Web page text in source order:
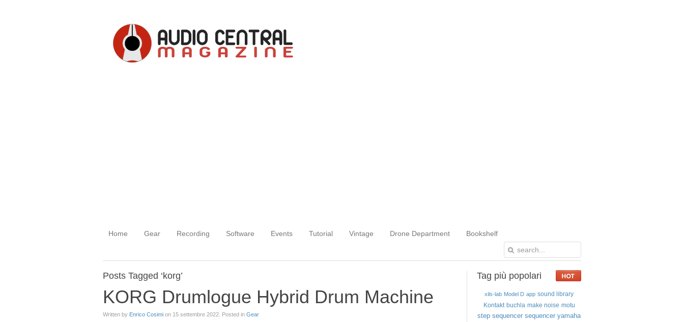
Home Gear Recording Software Events Tutorial Vintage Drone Department Bookshelf
Posts Tagged ‘korg’
KORG Drumlogue Hybrid Drum Machine
Written by Enrico Cosimi on 15 settembre 2022 . Posted in Gear
Tag più popolari
xils-lab Model D app sound library
Kontakt buchla make noise motu
step sequencer sequencer yamaha